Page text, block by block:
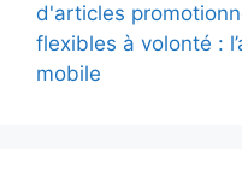
d'articles
flexibles à volonté :
mobile